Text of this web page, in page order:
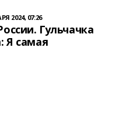
2024, 07:26
Гульчачка
Я самая